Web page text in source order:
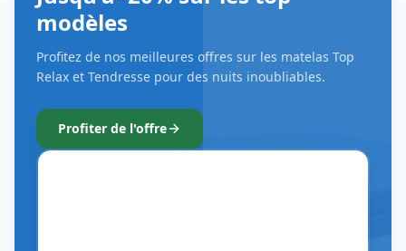
modèles
Profitez de nos meilleures offres sur les matelas Top
Relax et Tendresse pour des nuits inoubliables.
Profiter de l'offre